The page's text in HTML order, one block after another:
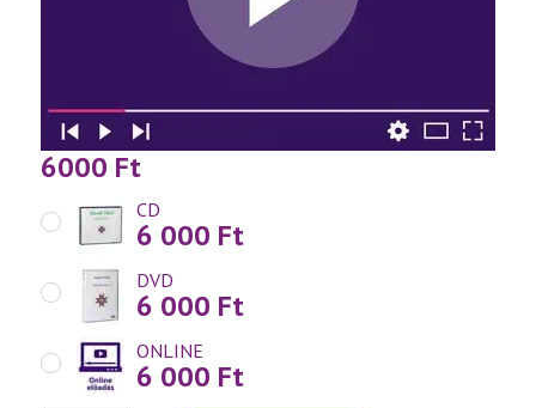
6000 Ft
CD
6 000 Ft
DVD
6 000 Ft
ONLINE
6 000 Ft